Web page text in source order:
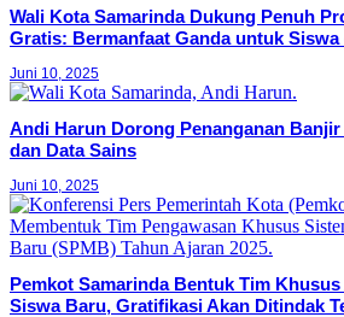
Wali Kota Samarinda Dukung Penuh
Gratis: Bermanfaat Ganda untuk Siswa
Juni 10, 2025
Andi Harun Dorong Penanganan
dan Data Sains
Juni 10, 2025
Pemkot Samarinda Bentuk Tim
Siswa Baru, Gratifikasi Akan Ditindak